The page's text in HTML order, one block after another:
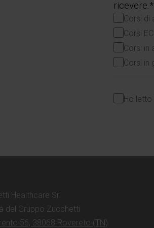
ricevere.*
Corsi di
Corsi
Corsi in
Corsi in
Ho
Healthcare Srl
del Gruppo Zucchetti
56, 38068 Rovereto (TN)